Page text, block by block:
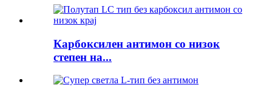
Карбоксилен антимон со низок
степен на...